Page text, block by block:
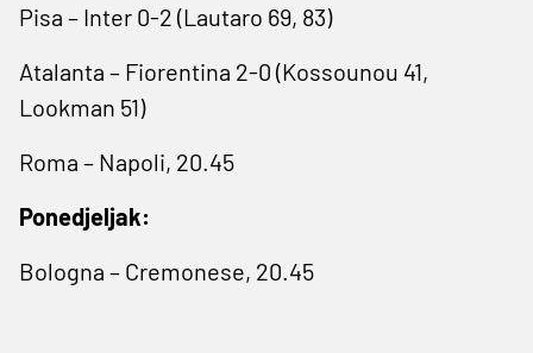
Pisa – Inter 0-2 (Lautaro 69, 83)
Atalanta – Fiorentina 2-0 (Kossounou 41,
Lookman 51)
Roma – Napoli, 20.45
Ponedjeljak:
Bologna – Cremonese, 20.45